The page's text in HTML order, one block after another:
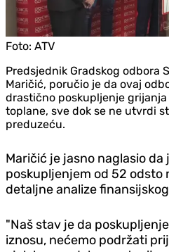
Foto: ATV
Predsjednik Gradskog odbora
Maričić, poručio je da ovaj
drastično poskupljenje
toplane, sve dok se ne utvrdi
preduzeću.
Maričić je jasno naglasio da
poskupljenjem od 52 odsto
detaljne analize
"Naš stav je da
iznosu, nećemo podržati